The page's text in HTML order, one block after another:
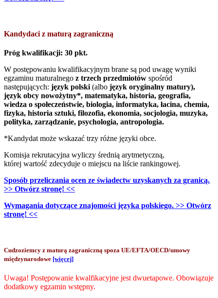
Kandydaci z maturą zagraniczną
Próg kwalifikacji: 30 pkt.
W postępowaniu kwalifikacyjnym brane są pod uwagę wyniki
egzaminu maturalnego z trzech przedmiotów spośród
następujących: język polski (albo język oryginalny matury),
język obcy nowożytny*, matematyka, historia, geografia,
wiedza o społeczeństwie, biologia, informatyka, łacina, chemia,
fizyka, historia sztuki, filozofia, ekonomia, socjologia, muzyka,
polityka, zarządzanie, psychologia, antropologia.
*Kandydat może wskazać trzy różne języki obce.
Komisja rekrutacyjna wyliczy średnią arytmetyczną,
której wartość zdecyduje o miejscu na liście rankingowej.
Sposób przeliczania ocen ze świadectw uzyskanych za granicą.
>> Otwórz stronę! <<
Wymagania dotyczące znajomości języka polskiego. >> Otwórz
stronę! <<
Cudzoziemcy z maturą zagraniczną spoza UE/EFTA/OECD/umowy
międzynarodowe [więcej]
Uwaga! Postępowanie kwalfikacyjne jest dwuetapowe. Obowiązuje
dodatkowy egzamin wstępny.